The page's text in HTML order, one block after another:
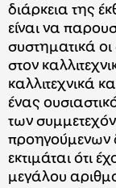
διάρκεια της
είναι να
συστηματικά οι
στον
καλλιτεχνικά
ένας
των
προηγούμενων
εκτιμάται ότι
μεγάλου